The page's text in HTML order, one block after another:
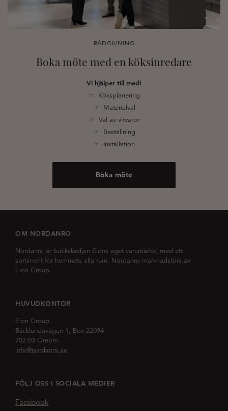
RÅDGIVNING
Boka möte med en köksinredare
Vi hjälper till med!
☞ Köksplanering
☞ Materialval
☞ Val av vitvaror
☞ Beställning
☞ Installation
Boka möte
OM NORDANRO
Nordanro är butikskedjan Elons eget varumärke, med ett
sortiment för hemmets alla rum. Nordanro marknadsförs av
Elon Group.
HUVUDKONTOR
Elon Group
Bäcklundavägen 1, Box 22094
702 03 Örebro
info@nordanro.se
FÖLJ OSS I SOCIALA MEDIER
Facebook